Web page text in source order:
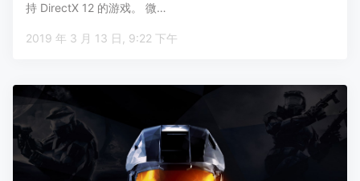
持 DirectX 12 的游戏。 微…
2019 年 3 月 13 日, 9:22 下午